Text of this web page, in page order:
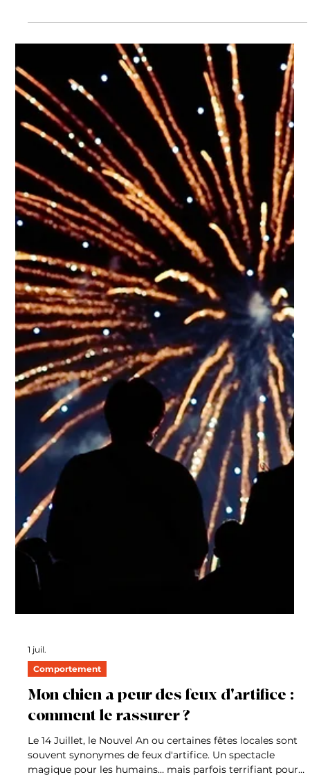
1 juil.
Comportement
Les chats savent-ils nager ? Faut-il les
emmener dans l’eau ?
On entend souvent dire que les chats détestent l’eau.
Pourtant, certaines vidéos de félins nageant dans une
piscine ou accompagnant leur propriétaire en paddle
font régulièrement le tour des réseaux sociaux. Alors, les
chats savent-ils vraiment nager ? Et surtout, est-il
conseillé de les emmener se baigner ? La réponse est
plus nuancée qu’il n’y paraît. Les chats savent nager…
mais ce n’est pas un plaisir pour la plupart Contrairement
à une idée reçue, la majorité des chats s